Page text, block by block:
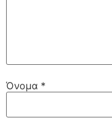
Όνομα *